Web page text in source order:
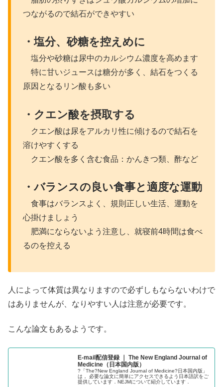
つながるので結石ができやすい
・塩分、砂糖を控えめに
塩分や砂糖は尿中のカルシウム濃度を高めます
特に甘いジュースは糖分が多く、結石をつくる
原因となるリン酸も多い
・クエン酸を摂取する
クエン酸は尿をアルカリ性に傾けるので結石を
溶けやすくする
クエン酸を多く含む食品：かんきつ類、酢など
・バランスの良い食事と適度な運動
食事はバランスよく、規則正しい生活、運動を
心掛けましょう
肥満にならないよう注意し、就寝前4時間は食べ
るのを控える
人によって体質は異なりますので必ずしもならないわけで
はありませんが、なりやすい人は注意が必要です。
こんな論文もあるようです。
E-mail配信登録 ｜ The New England Journal of
Medicine（日本国内版）
?「The?New England Journal of Medicine?日本国内版」
は， 必要な論文に簡単にアクセスできるよう日本語訳をご
提供しています．NEJMについて紹介しています．